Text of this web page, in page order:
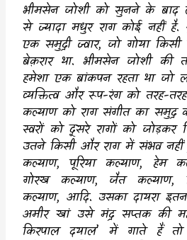
भीमसेन जोशी को सुनने के बाद
से ज्यादा मधुर राग कोई नहीं है.
एक समुद्री ज्वार, जो गोया
बेक़रार था. भीमसेन जोशी की
हमेशा एक बांकपन रहता था जो
व्यक्तित्व और रूप-रंग को तरह-तरह
कल्याण को राग संगीत का
स्वरों को दूसरे रागों को जोड़कर
उतने किसी और राग में संभव
कल्याण,पूरिया कल्याण, हेम
गोरख कल्याण, जैत कल्याण,
कल्याण, आदि. उसका दायरा
अमीर खां उसे मंद्र सप्तक की
किरपाल दयाल’में गाते हैं तो